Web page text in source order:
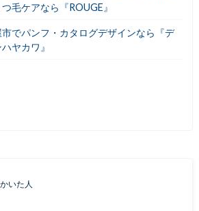
毛ケアなら『ROUGE』
でパンフ・カタログデザインなら『デ
ヤカワ』
いた人